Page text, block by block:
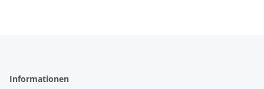
Informationen